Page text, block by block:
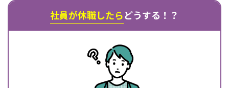
社員が休職したらどうする！？